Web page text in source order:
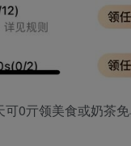
可0亓领美食或奶茶